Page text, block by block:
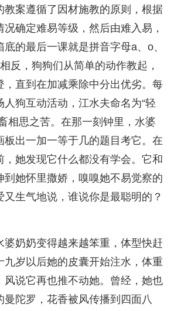
教案遵循了因材施教的原则，根据
确定难易等级，然后由难入易，
的最后一课就是拼音字母a、o、
反，狗狗们从简单的动作教起，
，直到在加减乘除中分出优劣。每
人狗互动活动，江水夫命名为“轻
相思之苦。在那一刻钟里，水婆
板出一加一等于几的题目考它。在
，她发现它什么都没有学会。它和
到她怀里撒娇，嗅嗅她不易觉察的
又生气地说，谁说你是最聪明的？
婆奶奶变得越来越笨重，体型快赶
九岁以后她的皮囊开始注水，体重
风说它再也推不动她。曾经，她也
曼陀罗，花香被风传播到四面八